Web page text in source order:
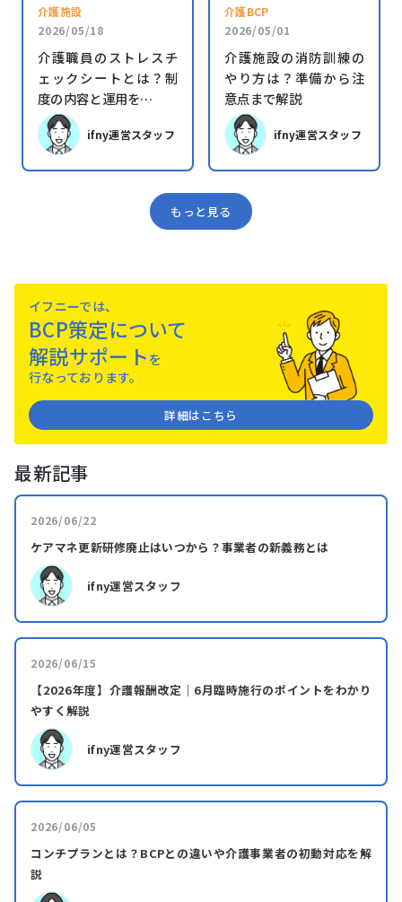
介護施設
2026/05/18
介護職員のストレスチ
ェックシートとは？制
度の内容と運用を…
ifny運営スタッフ
介護BCP
2026/05/01
介護施設の消防訓練の
やり方は？準備から注
意点まで解説
ifny運営スタッフ
もっと見る
イフニーでは、
BCP策定について
解説サポート を
⾏なっております。
詳細はこちら
最新記事
2026/06/22
ケアマネ更新研修廃止はいつから？事業者の新義務とは
ifny運営スタッフ
2026/06/15
【2026年度】介護報酬改定｜6月臨時施行のポイントをわかり
やすく解説
ifny運営スタッフ
2026/06/05
コンチプランとは？BCPとの違いや介護事業者の初動対応を解
説